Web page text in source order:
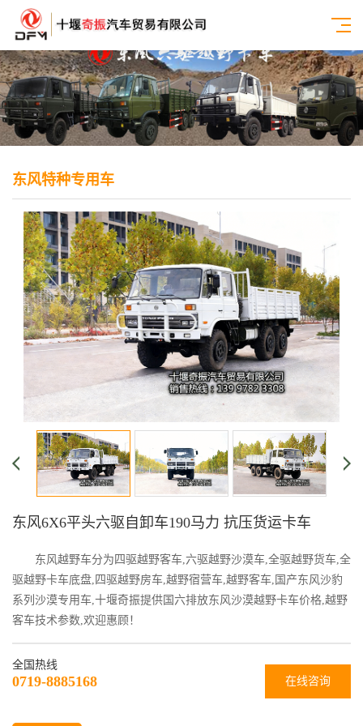
东风特种专用车
东风6X6平头六驱自卸车190马力 抗压货运卡车
东风越野车分为四驱越野客车,六驱越野沙漠车,全驱越野货车,全
驱越野卡车底盘,四驱越野房车,越野宿营车,越野客车,国产东风沙豹
系列沙漠专用车,十堰奇振提供国六排放东风沙漠越野卡车价格,越野
客车技术参数,欢迎惠顾！
在线咨询
全国热线
0719-8885168